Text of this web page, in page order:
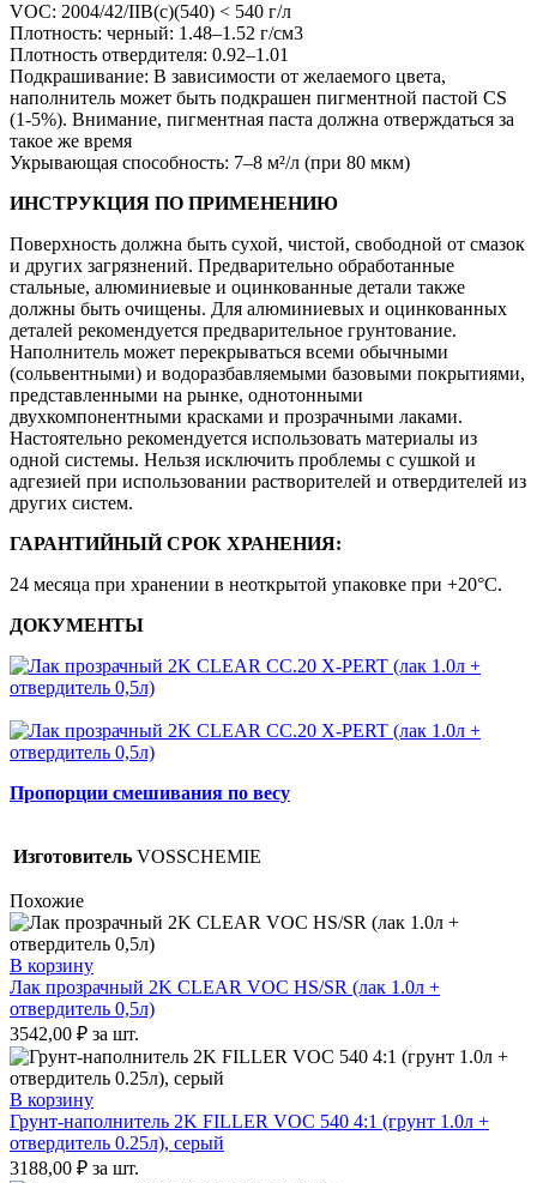
VOC: 2004/42/IIB(c)(540) < 540 г/л
Плотность: черный: 1.48–1.52 г/см3
Плотность отвердителя: 0.92–1.01
Подкрашивание: В зависимости от желаемого цвета,
наполнитель может быть подкрашен пигментной пастой CS
(1-5%). Внимание, пигментная паста должна отверждаться за
такое же время
Укрывающая способность: 7–8 м²/л (при 80 мкм)
ИНСТРУКЦИЯ ПО ПРИМЕНЕНИЮ
Поверхность должна быть сухой, чистой, свободной от смазок
и других загрязнений. Предварительно обработанные
стальные, алюминиевые и оцинкованные детали также
должны быть очищены. Для алюминиевых и оцинкованных
деталей рекомендуется предварительное грунтование.
Наполнитель может перекрываться всеми обычными
(сольвентными) и водоразбавляемыми базовыми покрытиями,
представленными на рынке, однотонными
двухкомпонентными красками и прозрачными лаками.
Настоятельно рекомендуется использовать материалы из
одной системы. Нельзя исключить проблемы с сушкой и
адгезией при использовании растворителей и отвердителей из
других систем.
ГАРАНТИЙНЫЙ СРОК ХРАНЕНИЯ:
24 месяца при хранении в неоткрытой упаковке при +20°C.
ДОКУМЕНТЫ
Пропорции смешивания по весу
Изготовитель VOSSCHEMIE
Похожие
В корзину
Лак прозрачный 2K CLEAR VOC HS/SR (лак 1.0л +
отвердитель 0,5л)
3542,00 ₽ за шт.
В корзину
Грунт-наполнитель 2K FILLER VOC 540 4:1 (грунт 1.0л +
отвердитель 0.25л), серый
3188,00 ₽ за шт.